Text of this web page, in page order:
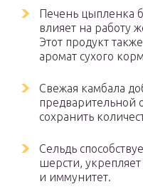
Печень цыпленка
влияет на работу
Этот продукт
аромат сухого
Свежая камбала
предварительной
сохранить
Сельдь
шерсти,
и иммунитет.